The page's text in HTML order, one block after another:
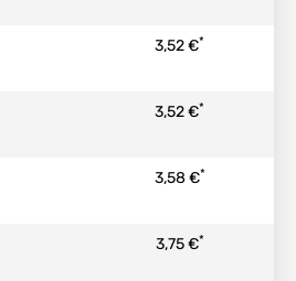
3,52 €*
3,52 €*
3,58 €*
3,75 €*